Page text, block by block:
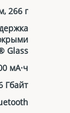
266 г
Glass
мА·ч
Гбайт